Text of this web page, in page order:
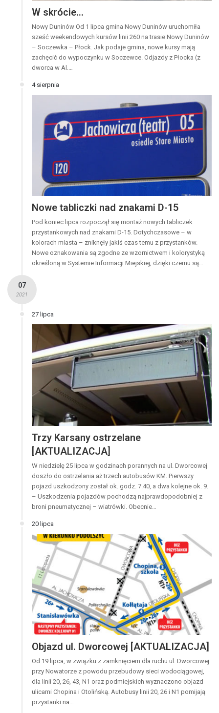
W skrócie…
Nowy Duninów Od 1 lipca gmina Nowy Duninów uruchomiła
sześć weekendowych kursów linii 260 na trasie Nowy Duninów
– Soczewka – Płock. Jak podaje gmina, nowe kursy mają
zachęcić do wypoczynku w Soczewce. Odjazdy z Płocka (z
dworca w Al.…
4 sierpnia
Nowe tabliczki nad znakami D-15
Pod koniec lipca rozpoczął się montaż nowych tabliczek
przystankowych nad znakami D-15. Dotychczasowe – w
kolorach miasta – zniknęły jakiś czas temu z przystanków.
Nowe oznakowania są zgodne ze wzornictwem i kolorystyką
określoną w Systemie Informacji Miejskiej, dzięki czemu są…
07
2021
27 lipca
Trzy Karsany ostrzelane
[AKTUALIZACJA]
W niedzielę 25 lipca w godzinach porannych na ul. Dworcowej
doszło do ostrzelania aż trzech autobusów KM. Pierwszy
pojazd uszkodzony został ok. godz. 7.40, a dwa kolejne ok. 9.
– Uszkodzenia pojazdów pochodzą najprawdopodobniej z
broni pneumatycznej – wiatrówki. Obecnie…
20 lipca
Objazd ul. Dworcowej [AKTUALIZACJA]
Od 19 lipca, w związku z zamknięciem dla ruchu ul. Dworcowej
przy Nowatorze z powodu przebudowy sieci wodociągowej,
dla linii 20, 26, 43, N1 oraz podmiejskich wyznaczono objazd
ulicami Chopina i Otolińską. Autobusy linii 20, 26 i N1 pomijają
przystanki na…